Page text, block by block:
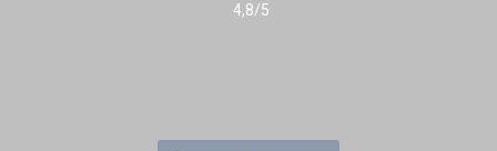
4,8/5